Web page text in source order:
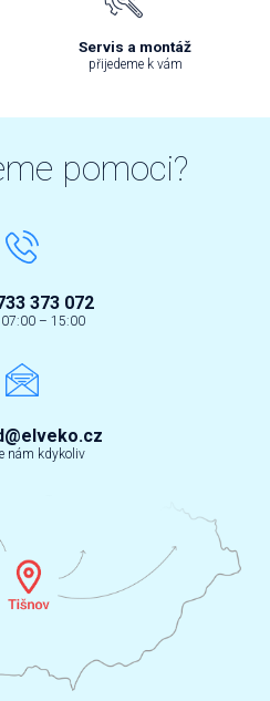
Servis a montáž
přijedeme k vám
pomoci?
373 072
07:00 – 15:00
nám kdykoliv